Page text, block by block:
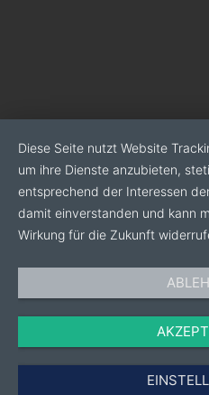
Diese Seite nutzt Website
um ihre Dienste anzubieten,
entsprechend der Interessen
damit einverstanden und kann
Wirkung für die Zukunft